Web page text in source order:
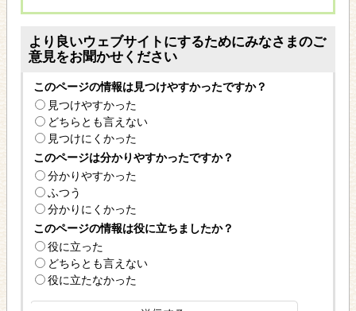
より良いウェブサイトにするためにみなさまのご
意見をお聞かせください
このページの情報は見つけやすかったですか？
見つけやすかった
どちらとも言えない
見つけにくかった
このページは分かりやすかったですか？
分かりやすかった
ふつう
分かりにくかった
このページの情報は役に立ちましたか？
役に立った
どちらとも言えない
役に立たなかった